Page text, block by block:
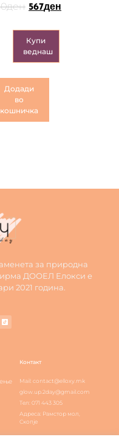
ден 567ден
Купи
веднаш
Додади
во
кошничка
за природна
ДООЕЛ Елокси е
2021 година.
Контакт
Mail: contact@elloxy.mk
glow.up.2day@gmail.com
Тел: 071 443 305
Адреса: Рамстор мол,
Скопје